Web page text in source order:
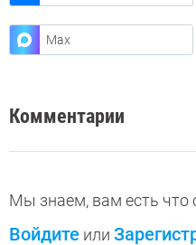
Max
Комментарии
Мы знаем, вам есть что
Войдите или